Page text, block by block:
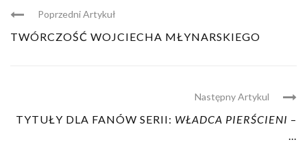
Poprzedni Artykuł
TWÓRCZOŚĆ WOJCIECHA MŁYNARSKIEGO
Następny Artykul
TYTUŁY DLA FANÓW SERII: WŁADCA PIERŚCIENI –